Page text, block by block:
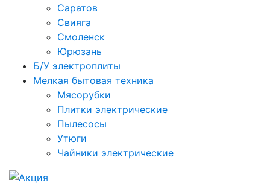
Саратов
Свияга
Смоленск
Юрюзань
Б/У электроплиты
Мелкая бытовая техника
Мясорубки
Плитки электрические
Пылесосы
Утюги
Чайники электрические